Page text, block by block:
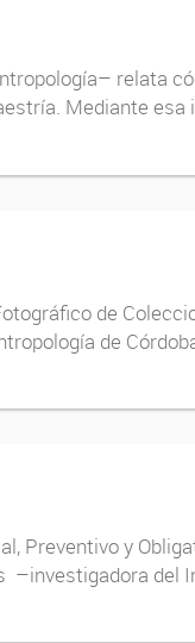
relata
Mediante
de
de
Preventivo y